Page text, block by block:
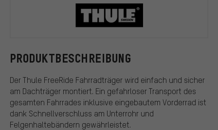
PRODUKTBESCHREIBUNG
Der Thule FreeRide Fahrradträger wird einfach und sicher
am Dachträger montiert. Ein gefahrloser Transport des
gesamten Fahrrades inklusive eingebautem Vorderrad ist
dank Schnellverschluss am Unterrohr und
Felgenhaltebändern gewährleistet.